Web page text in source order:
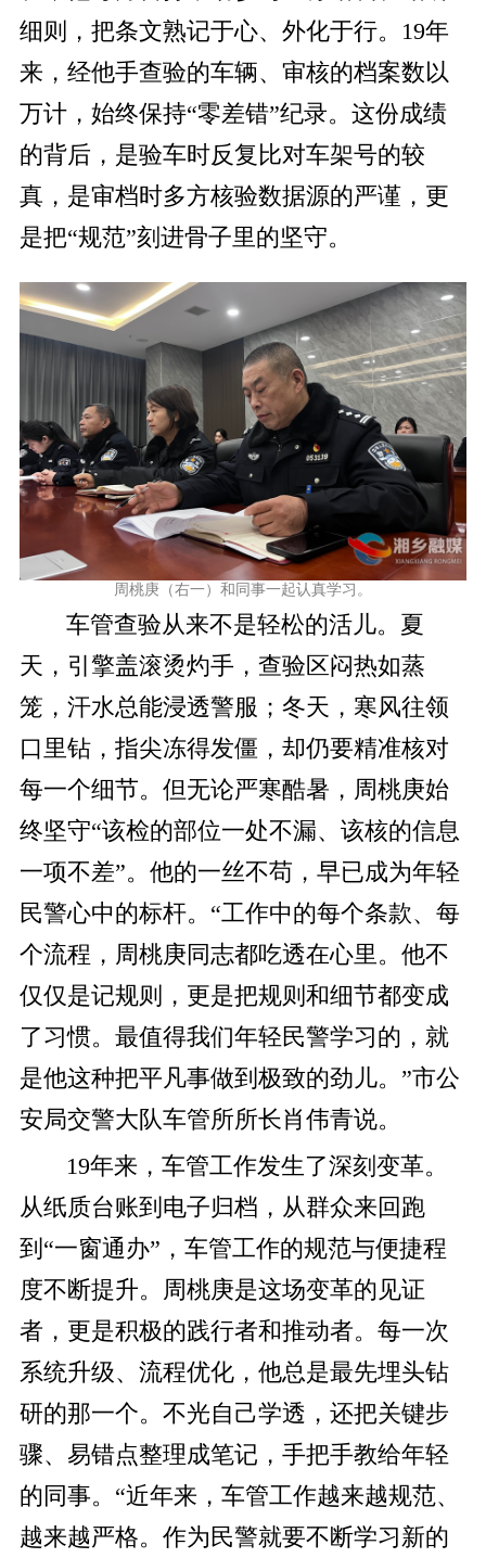
细则，把条文熟记于心、外化于行。19年
来，经他手查验的车辆、审核的档案数以
万计，始终保持“零差错”纪录。这份成绩
的背后，是验车时反复比对车架号的较
真，是审档时多方核验数据源的严谨，更
是把“规范”刻进骨子里的坚守。
周桃庚（右一）和同事一起认真学习。
车管查验从来不是轻松的活儿。夏
天，引擎盖滚烫灼手，查验区闷热如蒸
笼，汗水总能浸透警服；冬天，寒风往领
口里钻，指尖冻得发僵，却仍要精准核对
每一个细节。但无论严寒酷暑，周桃庚始
终坚守“该检的部位一处不漏、该核的信息
一项不差”。他的一丝不苟，早已成为年轻
民警心中的标杆。“工作中的每个条款、每
个流程，周桃庚同志都吃透在心里。他不
仅仅是记规则，更是把规则和细节都变成
了习惯。最值得我们年轻民警学习的，就
是他这种把平凡事做到极致的劲儿。”市公
安局交警大队车管所所长肖伟青说。
19年来，车管工作发生了深刻变革。
从纸质台账到电子归档，从群众来回跑
到“一窗通办”，车管工作的规范与便捷程
度不断提升。周桃庚是这场变革的见证
者，更是积极的践行者和推动者。每一次
系统升级、流程优化，他总是最先埋头钻
研的那一个。不光自己学透，还把关键步
骤、易错点整理成笔记，手把手教给年轻
的同事。“近年来，车管工作越来越规范、
越来越严格。作为民警就要不断学习新的